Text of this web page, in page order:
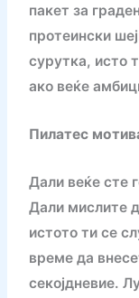
пакет за
протеински
сурутка, исто
ако веќе
Пилатес
Дали веќе сте
Дали мислите
истото ти се
време да
секојдневие.